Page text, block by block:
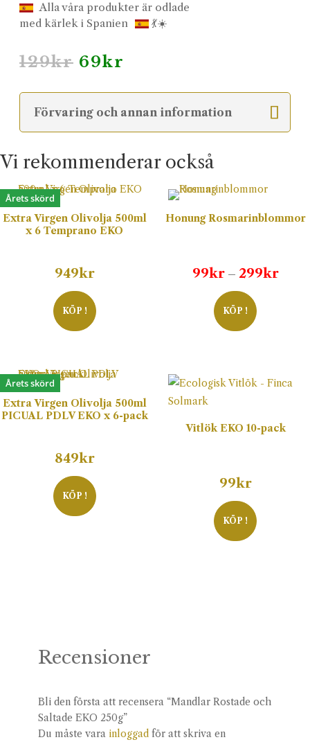
Alla våra produkter är odlade
med kärlek i Spanien
💃☀️
129kr Det
priset
var:
129kr.
69kr
priset
är:
69kr.
Förvaring och annan information
Vi rekommenderar också
Årets skörd
Extra Virgen Olivolja 500ml
x 6 Temprano EKO
949kr
KÖP !
Honung Rosmarinblommor
99kr – 299kr
KÖP !
Årets skörd
Extra Virgen Olivolja 500ml
PICUAL PDLV EKO x 6-pack
849kr
KÖP !
Vitlök EKO 10-pack
99kr
KÖP !
Recensioner
Bli den första att recensera “Mandlar Rostade och
Saltade EKO 250g”
Du måste vara inloggadför att skriva en